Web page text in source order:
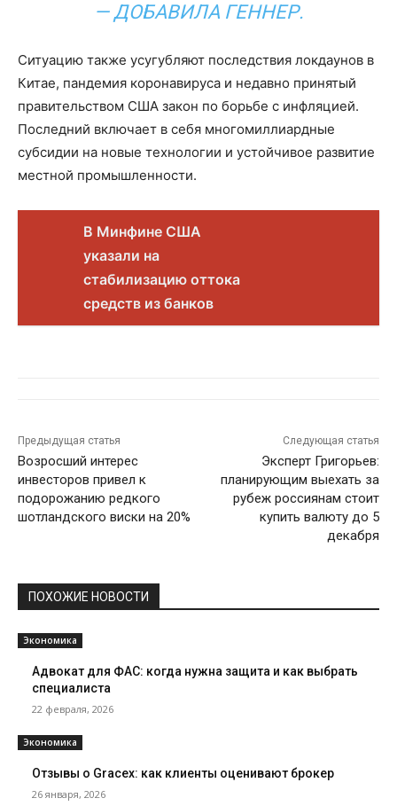
— ДОБАВИЛА ГЕННЕР.
Ситуацию также усугубляют последствия локдаунов в
Китае, пандемия коронавируса и недавно принятый
правительством США закон по борьбе с инфляцией.
Последний включает в себя многомиллиардные
субсидии на новые технологии и устойчивое развитие
местной промышленности.
В Минфине США
указали на
стабилизацию оттока
средств из банков
Предыдущая статья
Возросший интерес
инвесторов привел к
подорожанию редкого
шотландского виски на 20%
Следующая статья
Эксперт Григорьев:
планирующим выехать за
рубеж россиянам стоит
купить валюту до 5
декабря
ПОХОЖИЕ НОВОСТИ
Экономика
Адвокат для ФАС: когда нужна защита и как выбрать
специалиста
22 февраля, 2026
Экономика
Отзывы о Gracex: как клиенты оценивают брокер
26 января, 2026